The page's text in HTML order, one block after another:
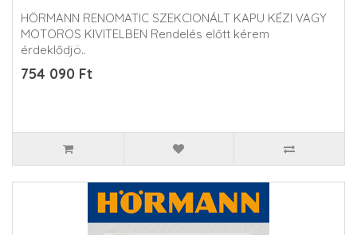
HÖRMANN RENOMATIC SZEKCIONÁLT KAPU KÉZI VAGY
MOTOROS KIVITELBEN Rendelés előtt kérem
érdeklődjö..
754 090 Ft